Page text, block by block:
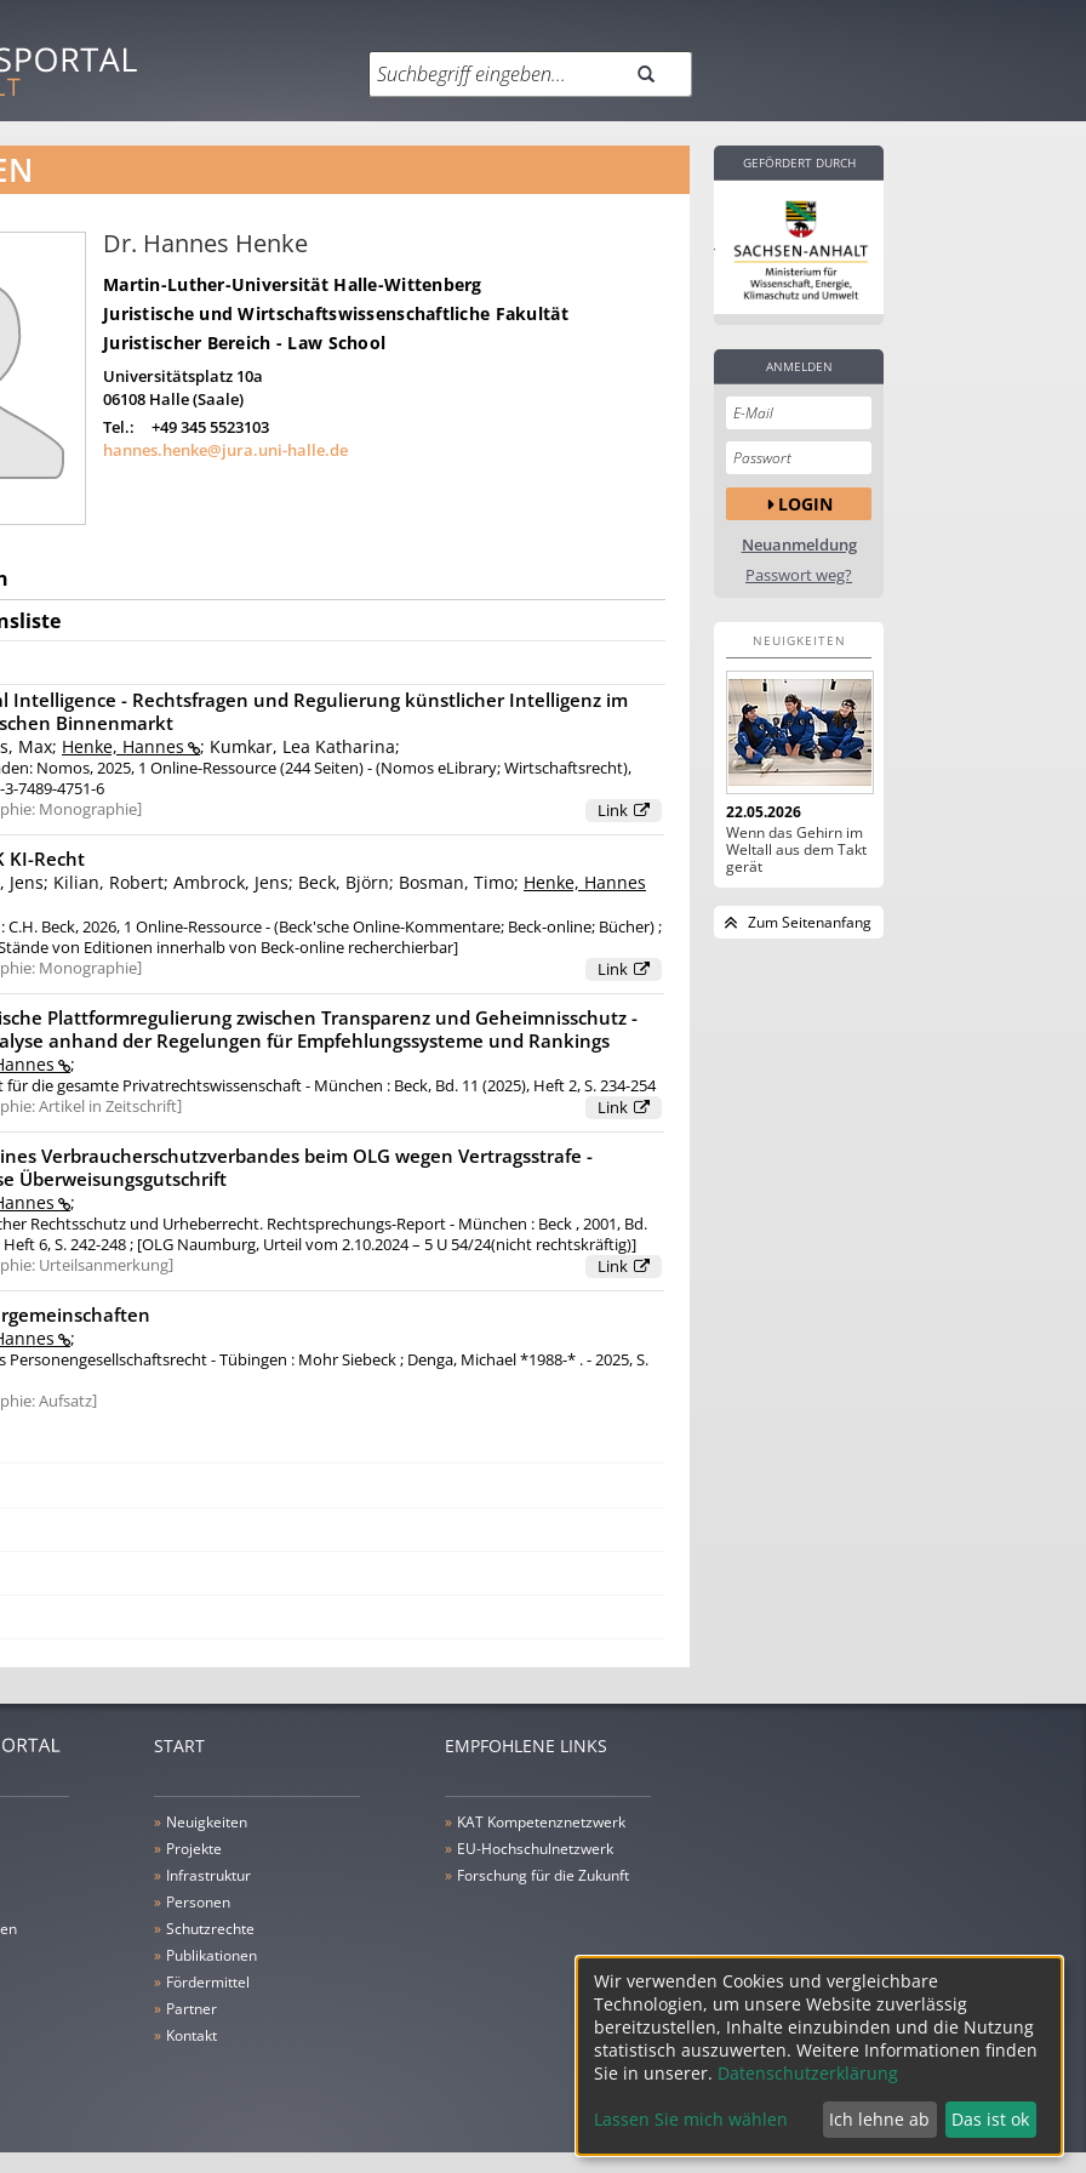
Dr. Hannes Henke
Martin-Luther-Universität Halle-Wittenberg
Juristische und Wirtschaftswissenschaftliche Fakultät
Juristischer Bereich - Law School
Universitätsplatz 10a
06108 Halle (Saale)
Tel.:
+49 345 5523103
hannes.henke@jura.uni-halle.de
Intelligence - Rechtsfragen und Regulierung künstlicher Intelligenz im
Binnenmarkt
Max; Henke, Hannes ; Kumkar, Lea Katharina;
Nomos, 2025, 1 Online-Ressource (244 Seiten) - (Nomos eLibrary; Wirtschaftsrecht),
3-7489-4751-6
Monographie Link
KI-Recht
Jens; Kilian, Robert; Ambrock, Jens; Beck, Björn; Bosman, Timo; Henke, Hannes
C.H. Beck, 2026, 1 Online-Ressource - (Beck'sche Online-Kommentare; Beck-online; Bücher) ;
von Editionen innerhalb von Beck-online recherchierbar]
Monographie Link
Plattformregulierung zwischen Transparenz und Geheimnisschutz -
anhand der Regelungen für Empfehlungssysteme und Rankings
;
die gesamte Privatrechtswissenschaft - München : Beck, Bd. 11 (2025), Heft 2, S. 234-254
Artikel in Zeitschrift Link
Verbraucherschutzverbandes beim OLG wegen Vertragsstrafe -
Überweisungsgutschrift
;
Rechtsschutz und Urheberrecht. Rechtsprechungs-Report - München : Beck , 2001, Bd.
Heft 6, S. 242-248 ; [OLG Naumburg, Urteil vom 2.10.2024 – 5 U 54/24(nicht rechtskräftig)]
Urteilsanmerkung Link
;
Personengesellschaftsrecht - Tübingen : Mohr Siebeck ; Denga, Michael *1988-* . - 2025, S.
Aufsatz
GEFÖRDERT DURCH
ANMELDEN
LOGIN
Neuanmeldung
Passwort weg?
NEUIGKEITEN
22.05.2026
Wenn das Gehirn im
Weltall aus dem Takt
gerät
Zum Seitenanfang
START
» Neuigkeiten
» Projekte
» Infrastruktur
» Personen
» Schutzrechte
» Publikationen
» Fördermittel
» Partner
» Kontakt
EMPFOHLENE LINKS
» KAT Kompetenznetzwerk
» EU-Hochschulnetzwerk
» Forschung für die Zukunft
Wir verwenden Cookies und vergleichbare
Technologien, um unsere Website zuverlässig
bereitzustellen, Inhalte einzubinden und die Nutzung
statistisch auszuwerten. Weitere Informationen finden
Sie in unserer. Datenschutzerklärung
Lassen Sie mich wählen Ich lehne ab Das ist ok